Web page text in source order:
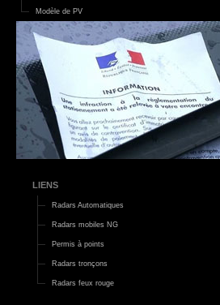
Modèle de PV
LIENS
Radars Automatiques
Radars mobiles NG
Permis à points
Radars tronçons
Radars feux rouge